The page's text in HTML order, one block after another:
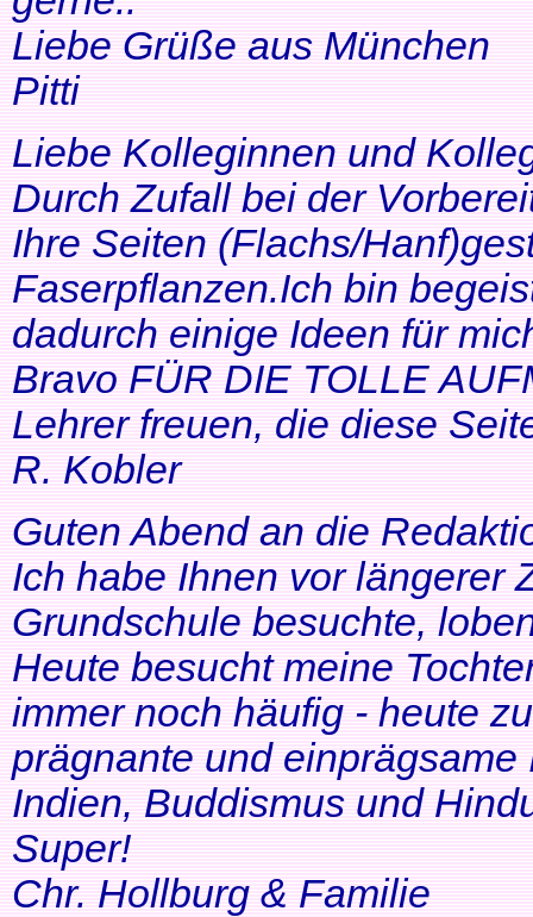
Liebe Grüße aus München
Pitti
Liebe Kolleginnen und
Durch Zufall bei der
Ihre Seiten (Flachs/
Faserpflanzen.Ich bin
dadurch einige Ideen für
Bravo FÜR DIE TOLLE
Lehrer freuen, die diese
R. Kobler
Guten Abend an die
Ich habe Ihnen vor längerer
Grundschule besuchte,
Heute besucht meine
immer noch häufig - heute
prägnante und
Indien, Buddismus und
Super!
Chr. Hollburg & Familie